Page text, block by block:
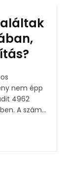
nem épp
4962
kisebb-nagyobb hibát talált 390 projektben. A szám...